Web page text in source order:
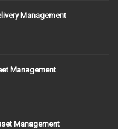
Management
Management
Management